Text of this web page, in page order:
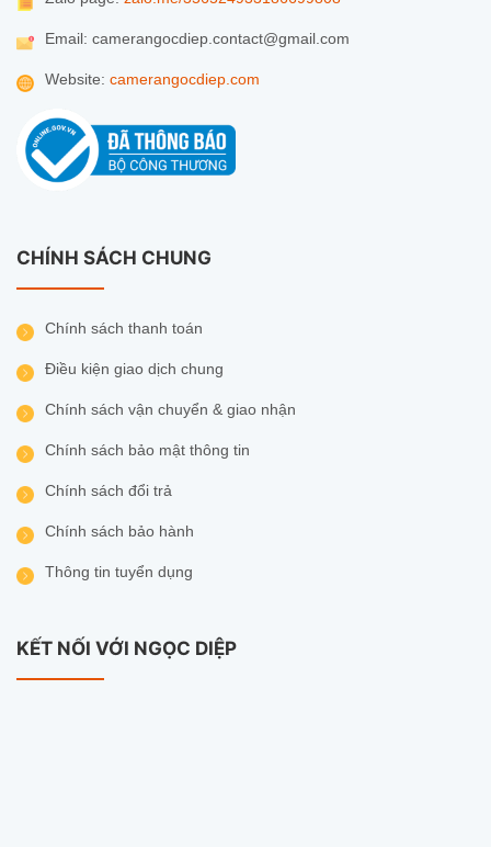
Email: camerangocdiep.contact@gmail.com
Website: camerangocdiep.com
CHÍNH SÁCH CHUNG
Chính sách thanh toán
Điều kiện giao dịch chung
Chính sách vận chuyển & giao nhận
Chính sách bảo mật thông tin
Chính sách đổi trả
Chính sách bảo hành
Thông tin tuyển dụng
KẾT NỐI VỚI NGỌC DIỆP